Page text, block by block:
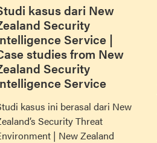
kasus dari New
Security
Service |
studies from New
Security
Service
kasus ini berasal dari New
Security Threat
| New Zealand